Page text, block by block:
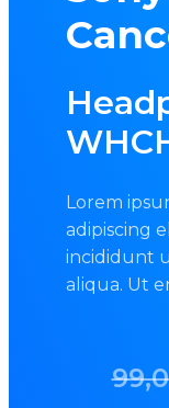
Lorem
adipiscing
incididunt
aliqua. Ut